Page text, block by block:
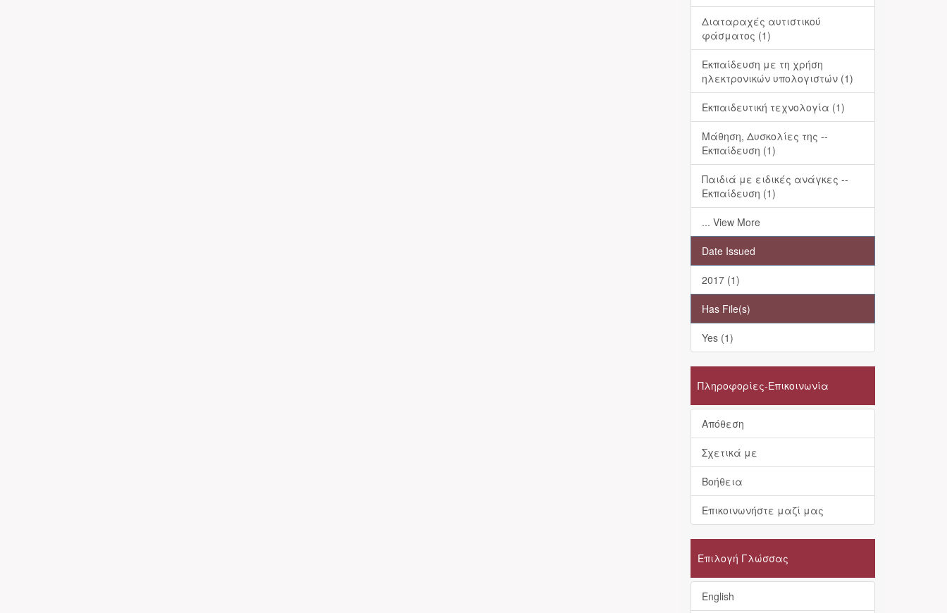
Διαταραχές αυτιστικού
φάσματος (1)
Εκπαίδευση με τη χρήση
ηλεκτρονικών υπολογιστών (1)
Εκπαιδευτική τεχνολογία (1)
Μάθηση, Δυσκολίες της --
Εκπαίδευση (1)
Παιδιά με ειδικές ανάγκες --
Εκπαίδευση (1)
... View More
Date Issued
2017 (1)
Has File(s)
Yes (1)
Πληροφορίες-Επικοινωνία
Απόθεση
Σχετικά με
Βοήθεια
Επικοινωνήστε μαζί μας
Επιλογή Γλώσσας
English